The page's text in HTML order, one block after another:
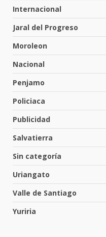
Internacional
Jaral del Progreso
Moroleon
Nacional
Penjamo
Policiaca
Publicidad
Salvatierra
Sin categoría
Uriangato
Valle de Santiago
Yuriria
6
7
1
Los